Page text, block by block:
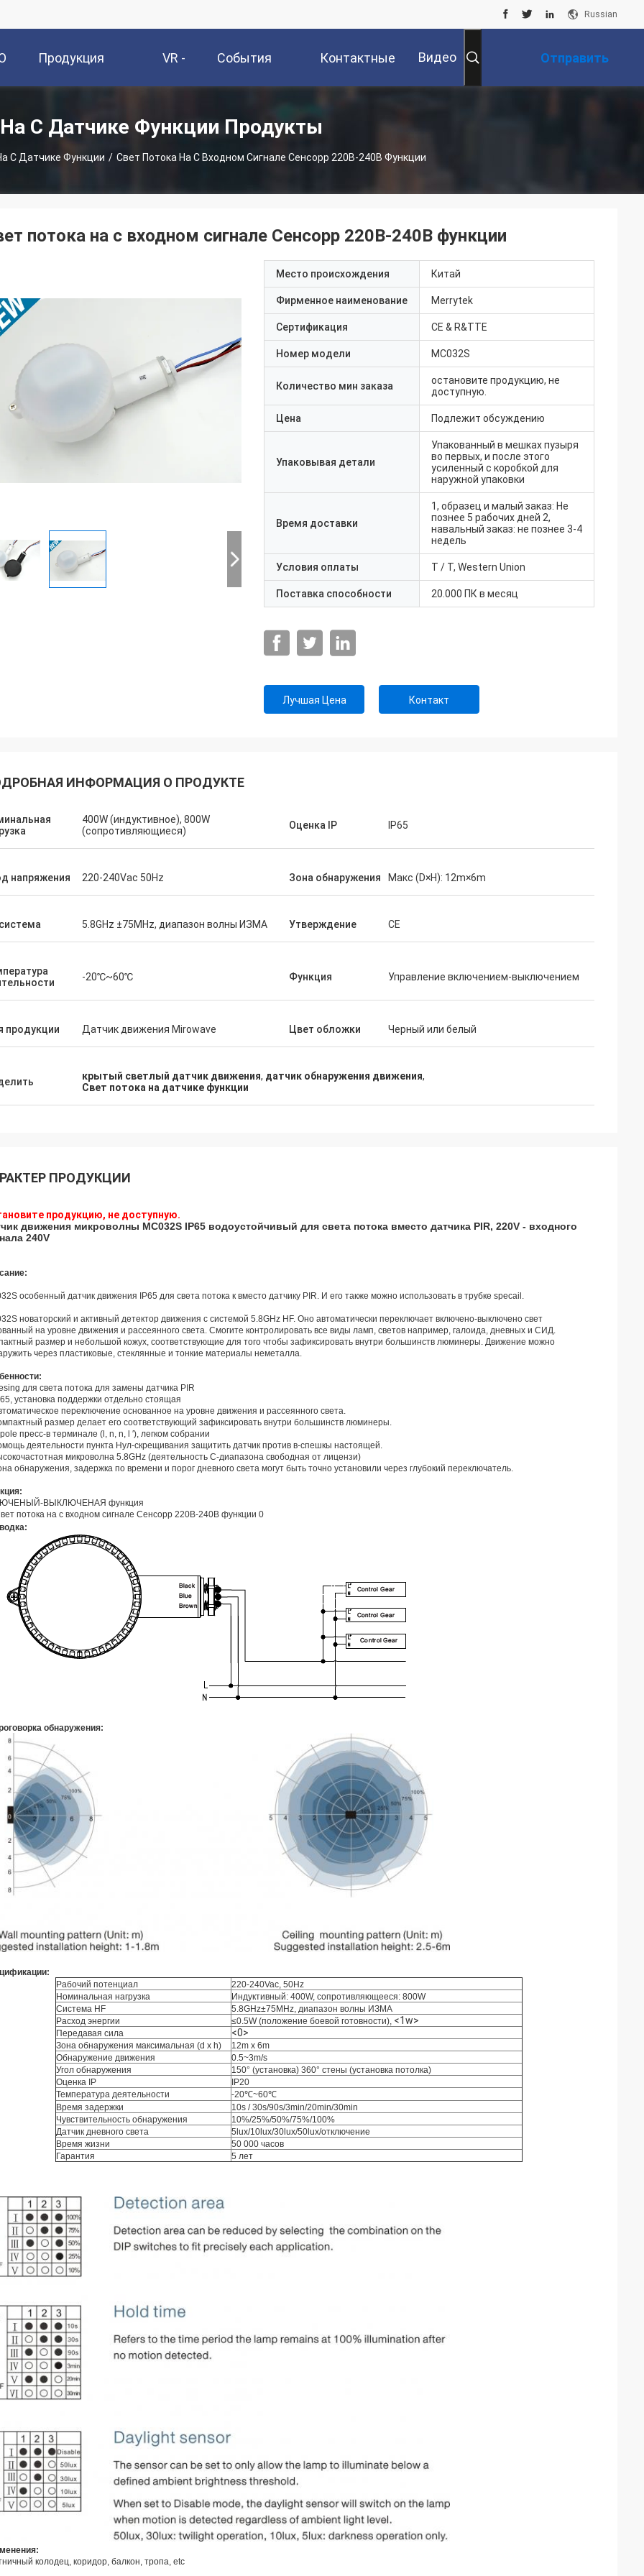
Russian
Продукция VR - События Контактные Видео Отправить
На С Датчике Функции Продукты
С Датчике Функции / Свет Потока На С Входном Сигнале Сенсорр 220В-240В Функции
потока на с входном сигнале Сенсорр 220В-240В функции
Место происхождения Китай
Фирменное наименование Merrytek
Сертификация CE & R&TTE
Номер модели MC032S
Количество мин заказа
остановите продукцию, не
доступную.
Цена Подлежит обсуждению
Упаковывая детали
Упакованный в мешках пузыря
во первых, и после этого
усиленный с коробкой для
наружной упаковки
Время доставки
1, образец и малый заказ: Не
познее 5 рабочих дней 2,
навальный заказ: не познее 3-4
недель
Условия оплаты T / T, Western Union
Поставка способности 20.000 ПК в месяц
Лучшая Цена Контакт
ИНФОРМАЦИЯ О ПРОДУКТЕ
400W (индуктивное), 800W
(сопротивляющиеся)
Оценка IP IP65
напряжения 220-240Vac 50Hz Зона обнаружения Макс (D×H): 12m×6m
5.8GHz ±75MHz, диапазон волны ИЗМА Утверждение CE
-20℃~60℃ Функция Управление включением-выключением
продукции Датчик движения Mirowave Цвет обложки Черный или белый
крытый светлый датчик движения, датчик обнаружения движения,
Свет потока на датчике функции
ПРОДУКЦИИ
продукцию, не доступную.
движения микроволны MC032S IP65 водоустойчивый для света потока вместо датчика PIR, 220V - входного
240V
особенный датчик движения IP65 для света потока к вместо датчику PIR. И его также можно использовать в трубке specail.
новаторский и активный детектор движения с системой 5.8GHz HF. Оно автоматически переключает включено-выключено свет
на уровне движения и рассеянного света. Смогите контролировать все виды ламп, светов например, галоида, дневных и СИД.
размер и небольшой кожух, соответствующие для того чтобы зафиксировать внутри большинств люминеры. Движение можно
через пластиковые, стеклянные и тонкие материалы неметалла.
для света потока для замены датчика PIR
установка поддержки отдельно стоящая
переключение основанное на уровне движения и рассеянного света.
размер делает его соответствующий зафиксировать внутри большинств люминеры.
пресс-в терминале (l, n, n, l ′), легком собрании
деятельности пункта Нул-скрещивания защитить датчик против в-спешкы настоящей.
микроволна 5.8GHz (деятельность C-диапазона свободная от лицензи)
обнаружения, задержка по времени и порог дневного света могут быть точно установили через глубокий переключатель.
ВЫКЛЮЧЕНАЯ функция
обнаружения:
Рабочий потенциал
220-240Vac, 50Hz
Номинальная нагрузка
Индуктивный: 400W, сопротивляющееся: 800W
Система HF
5.8GHz±75MHz, диапазон волны ИЗМА
Расход энергии
≤0.5W (положение боевой готовности), <1w>
Передавая сила <0>
Зона обнаружения максимальная (d x h)
12m x 6m
Обнаружение движения
0.5~3m/s
Угол обнаружения
150° (установка) 360° стены (установка потолка)
Оценка IP
IP20
Температура деятельности
-20℃~60℃
Время задержки
10s / 30s/90s/3min/20min/30min
Чувствительность обнаружения
10%/25%/50%/75%/100%
Датчик дневного света
5lux/10lux/30lux/50lux/отключение
Время жизни
50 000 часов
Гарантия
5 лет
колодец, коридор, балкон, тропа, etc